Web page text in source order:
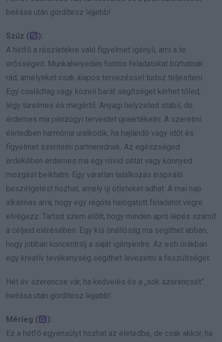
beírása után gördítesz lejjebb!
Szűz (
):
A hétfő a részletekre való figyelmet igényli, ami a te
erősséged. Munkahelyeden fontos feladatokat bízhatnak
rád, amelyeket csak alapos tervezéssel tudsz teljesíteni.
Egy családtag vagy közeli barát segítséget kérhet tőled,
légy türelmes és megértő. Anyagi helyzeted stabil, de
érdemes ma pénzügyi terveidet újraértékelni. A szerelmi
életedben harmónia uralkodik, ha hajlandó vagy időt és
figyelmet szentelni partnerednek. Az egészséged
érdekében érdemes ma egy rövid sétát vagy könnyed
mozgást beiktatni. Egy váratlan találkozás inspiráló
beszélgetést hozhat, amely új ötleteket adhat. A mai nap
alkalmas arra, hogy egy régóta halogatott feladatot végre
elvégezz. Tartsd szem előtt, hogy minden apró lépés számít
a céljaid elérésében. Egy kis önállóság ma segíthet abban,
hogy jobban koncentrálj a saját igényeidre. Az esti órákban
egy kreatív tevékenység segíthet levezetni a feszültséget.
Hét év szerencse vár, ha kedvelés és a „sok szerencsét”
beírása után gördítesz lejjebb!
Mérleg (
):
Ez a hétfő egyensúlyt hozhat az életedbe, de csak akkor, ha